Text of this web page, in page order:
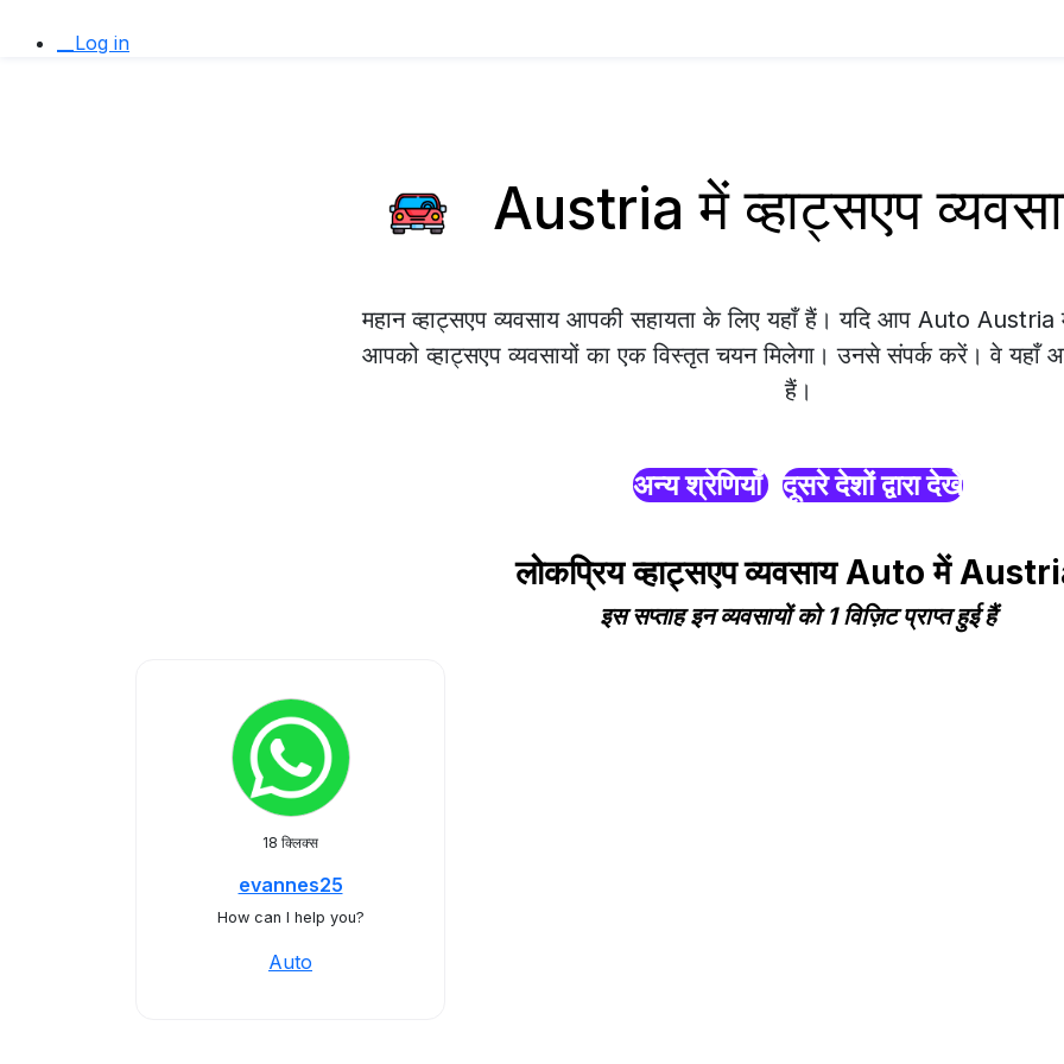
__Log in
Austria में व्हाट्सएप
महान व्हाट्सएप व्यवसाय आपकी सहायता के लिए यहाँ हैं। यदि आप Auto Austria
आपको व्हाट्सएप व्यवसायों का एक विस्तृत चयन मिलेगा। उनसे संपर्क करें। वे यहाँ
हैं।
अन्य श्रेणियाँ दूसरे देशों द्वारा देखें
लोकप्रिय व्हाट्सएप व्यवसाय Auto में
इस सप्ताह इन व्यवसायों को 1 विज़िट प्राप्त हुई हैं
18 क्लिक्स
evannes25
How can I help you?
Auto